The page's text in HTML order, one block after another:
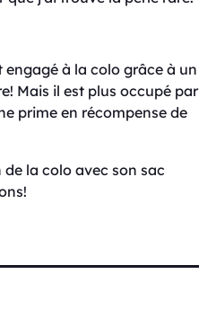
à la colo grâce à un
Mais il est plus occupé par
prime en récompense de
la colo avec son sac